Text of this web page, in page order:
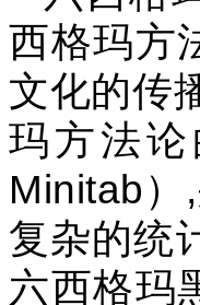
西格玛方
文化的传
玛方法
Minitab）
复杂的统
六西格玛